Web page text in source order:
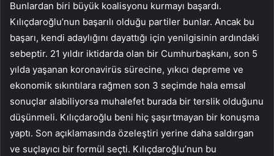
Bunlardan biri büyük koalisyonu kurmayı başardı.
Kılıçdaroğlu’nun başarılı olduğu partiler bunlar. Ancak bu
başarı, kendi adaylığını dayattığı için yenilgisinin ardındaki
sebeptir. 21 yıldır iktidarda olan bir Cumhurbaşkanı, son 5
yılda yaşanan koronavirüs sürecine, yıkıcı depreme ve
ekonomik sıkıntılara rağmen son 3 seçimde hala emsal
sonuçlar alabiliyorsa muhalefet burada bir terslik olduğunu
düşünmeli. Kılıçdaroğlu beni hiç şaşırtmayan bir konuşma
yaptı. Son açıklamasında özeleştiri yerine daha saldırgan
ve suçlayıcı bir formül seçti. Kılıçdaroğlu’nun bu